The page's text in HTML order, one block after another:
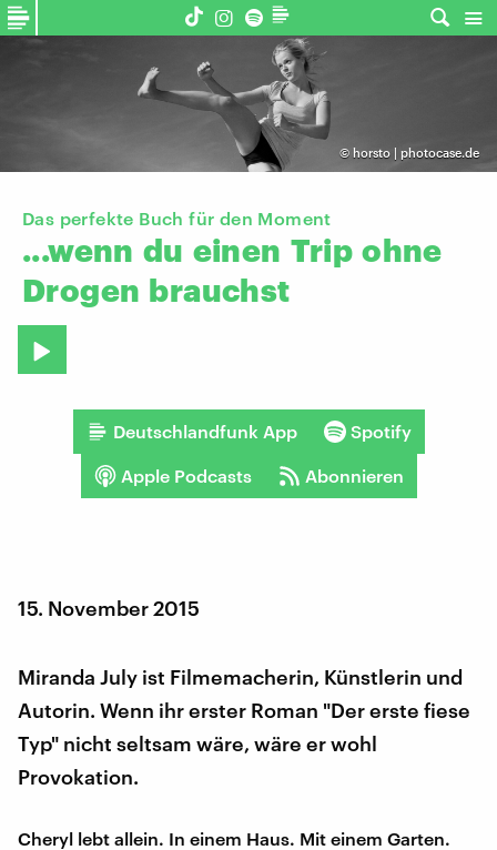
© horsto | photocase.de
Das perfekte Buch für den Moment
...wenn du einen Trip ohne
Drogen brauchst
Deutschlandfunk App Spotify
Apple Podcasts Abonnieren
15. November 2015
Miranda July ist Filmemacherin, Künstlerin und
Autorin. Wenn ihr erster Roman "Der erste fiese
Typ" nicht seltsam wäre, wäre er wohl
Provokation.
Cheryl lebt allein. In einem Haus. Mit einem Garten.